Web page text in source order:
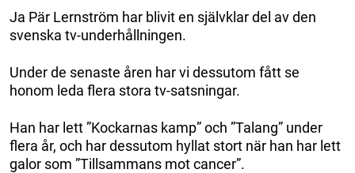
Ja Pär Lernström har blivit en självklar del av den
svenska tv-underhållningen.
Under de senaste åren har vi dessutom fått se
honom leda flera stora tv-satsningar.
Han har lett ”Kockarnas kamp” och ”Talang” under
flera år, och har dessutom hyllat stort när han har lett
galor som ”Tillsammans mot cancer”.